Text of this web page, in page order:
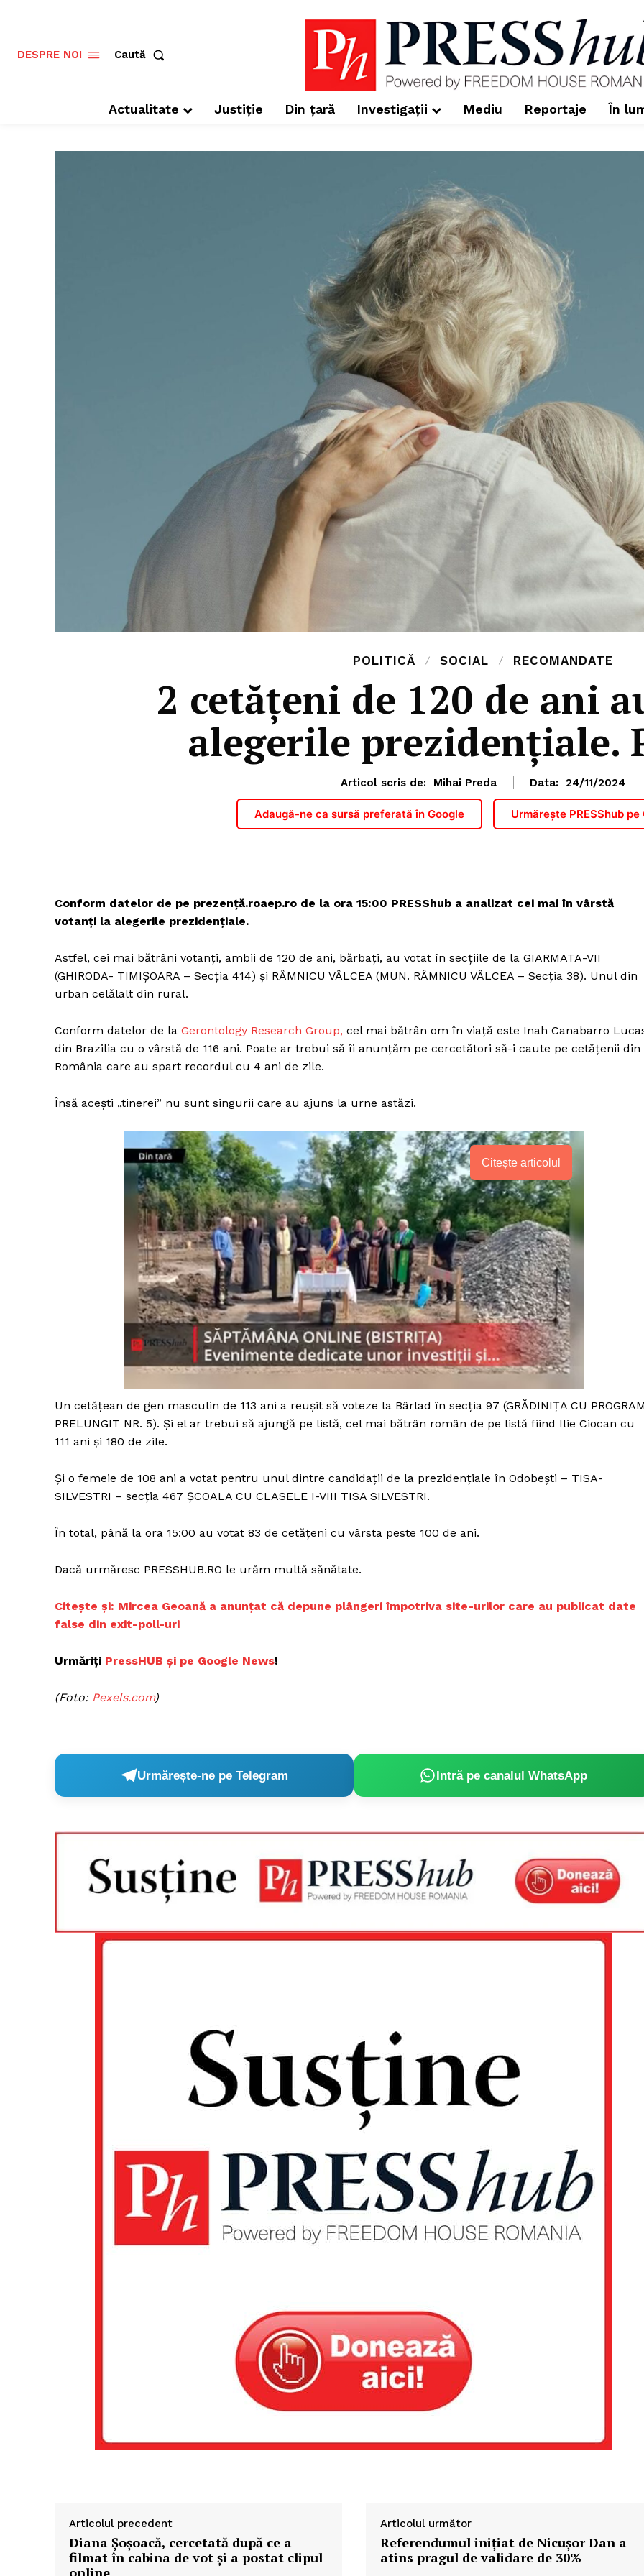
DESPRE NOI Caută
Actualitate Justiție Din țară Investigații Mediu Reportaje În
POLITICĂ SOCIAL RECOMANDATE
2 cetățeni de 120 de ani
alegerile prezidențiale.
Articol scris de: Mihai Preda Data: 24/11/2024
Adaugă-ne ca sursă preferată în Google Urmărește PRESShub
Conform datelor de pe prezență.roaep.ro de la ora 15:00 PRESShub a analizat cei mai în vârstă
votanți la alegerile prezidențiale.
Astfel, cei mai bătrâni votanți, ambii de 120 de ani, bărbați, au votat în secțiile de la GIARMATA-VII
(GHIRODA- TIMIȘOARA – Secția 414) și RÂMNICU VÂLCEA (MUN. RÂMNICU VÂLCEA – Secția 38). Unul din
urban celălalt din rural.
Conform datelor de la Gerontology Research Group, cel mai bătrân om în viață este Inah Canabarro
din Brazilia cu o vârstă de 116 ani. Poate ar trebui să îi anunțăm pe cercetători să-i caute pe cetățenii din
România care au spart recordul cu 4 ani de zile.
Însă acești „tinerei” nu sunt singurii care au ajuns la urne astăzi.
Citește articolul
Un cetățean de gen masculin de 113 ani a reușit să voteze la Bârlad în secția 97 (GRĂDINIȚA CU
PRELUNGIT NR. 5). Și el ar trebui să ajungă pe listă, cel mai bătrân român de pe listă fiind Ilie Ciocan cu
111 ani și 180 de zile.
Și o femeie de 108 ani a votat pentru unul dintre candidații de la prezidențiale în Odobești – TISA-
SILVESTRI – secția 467 ŞCOALA CU CLASELE I-VIII TISA SILVESTRI.
În total, până la ora 15:00 au votat 83 de cetățeni cu vârsta peste 100 de ani.
Dacă urmăresc PRESSHUB.RO le urăm multă sănătate.
Citește și: Mircea Geoană a anunțat că depune plângeri împotriva site-urilor care au publicat date
false din exit-poll-uri
Urmăriți PressHUB și pe Google News!
(Foto: Pexels.com)
Urmărește-ne pe Telegram Intră pe canalul WhatsApp
Articolul precedent
Diana Șoșoacă, cercetată după ce a
filmat în cabina de vot și a postat clipul
online
Articolul următor
Referendumul inițiat de Nicușor Dan a
atins pragul de validare de 30%